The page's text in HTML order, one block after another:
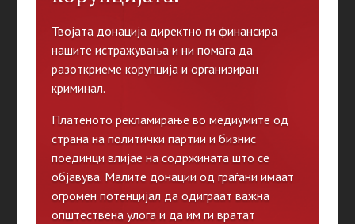
Твојата донација директно ги финансира
нашите истражувања и ни помага да
разоткриеме корупција и организиран
криминал.
Платеното рекламирање во медиумите од
страна на политички партии и бизнис
поединци влијае на содржината што се
објавува. Малите донации од граѓани имаат
огромен потенцијал да одиграат важна
општествена улога и да им ги вратат